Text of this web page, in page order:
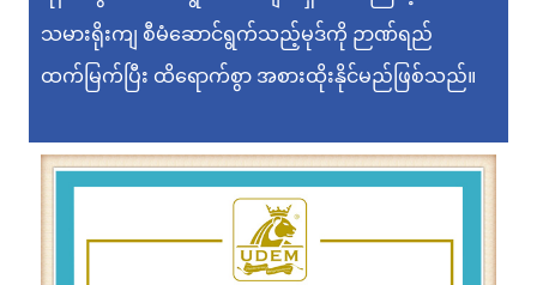
သမားရိုးကျ စီမံဆောင်ရွက်သည့်မုဒ်ကို ဉာဏ်ရည်
ထက်မြက်ပြီး ထိရောက်စွာ အစားထိုးနိုင်မည်ဖြစ်သည်။